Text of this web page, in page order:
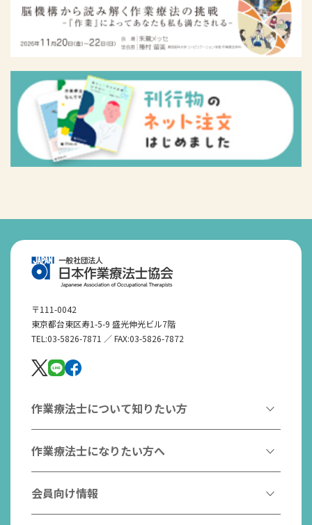
〒111-0042
東京都台東区寿1-5-9 盛光伸光ビル7階
TEL:03-5826-7871 ／ FAX:03-5826-7872
作業療法士について知りたい方
作業療法とは
作業療法士とは
はたらく作業療法士
作業療法士になりたい方へ
作業療法士になるには
作業療法士として活躍する先輩
会員向け情報